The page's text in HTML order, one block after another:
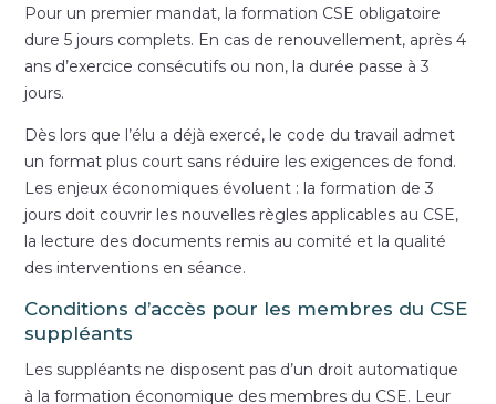
Pour un premier mandat, la formation CSE obligatoire
dure 5 jours complets. En cas de renouvellement, après 4
ans d’exercice consécutifs ou non, la durée passe à 3
jours.
Dès lors que l’élu a déjà exercé, le code du travail admet
un format plus court sans réduire les exigences de fond.
Les enjeux économiques évoluent : la formation de 3
jours doit couvrir les nouvelles règles applicables au CSE,
la lecture des documents remis au comité et la qualité
des interventions en séance.
Conditions d’accès pour les membres du CSE
suppléants
Les suppléants ne disposent pas d’un droit automatique
à la formation économique des membres du CSE. Leur